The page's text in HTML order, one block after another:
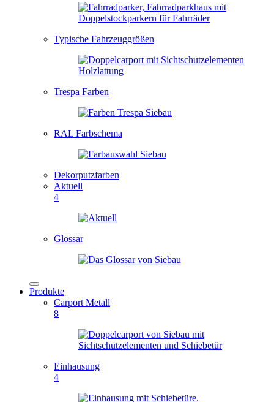
Typische Fahrzeuggrößen
Trespa Farben
RAL Farbschema
Dekorputzfarben
Aktuell
4
Glossar
Produkte
Carport Metall
8
Einhausung
4